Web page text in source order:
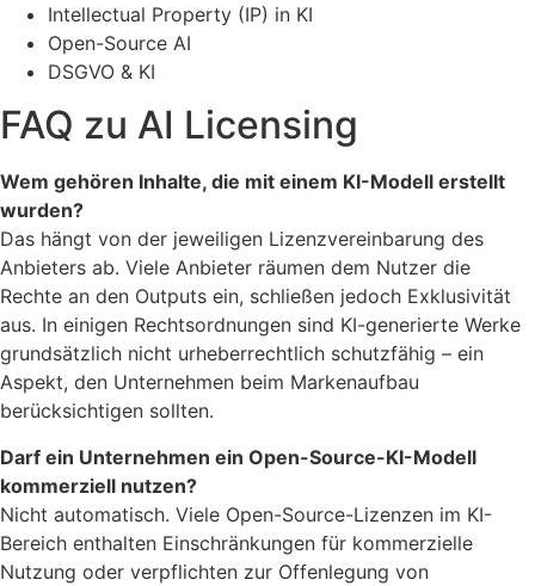
Intellectual Property (IP) in KI
Open-Source AI
DSGVO & KI
FAQ zu AI Licensing
Wem gehören Inhalte, die mit einem KI-Modell erstellt
wurden?
Das hängt von der jeweiligen Lizenzvereinbarung des
Anbieters ab. Viele Anbieter räumen dem Nutzer die
Rechte an den Outputs ein, schließen jedoch Exklusivität
aus. In einigen Rechtsordnungen sind KI-generierte Werke
grundsätzlich nicht urheberrechtlich schutzfähig – ein
Aspekt, den Unternehmen beim Markenaufbau
berücksichtigen sollten.
Darf ein Unternehmen ein Open-Source-KI-Modell
kommerziell nutzen?
Nicht automatisch. Viele Open-Source-Lizenzen im KI-
Bereich enthalten Einschränkungen für kommerzielle
Nutzung oder verpflichten zur Offenlegung von